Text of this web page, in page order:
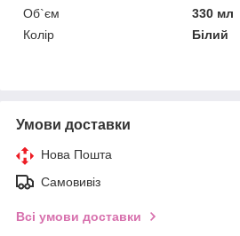
Об`єм
330 мл
Колір
Білий
Умови доставки
Нова Пошта
Самовивіз
Всі умови доставки